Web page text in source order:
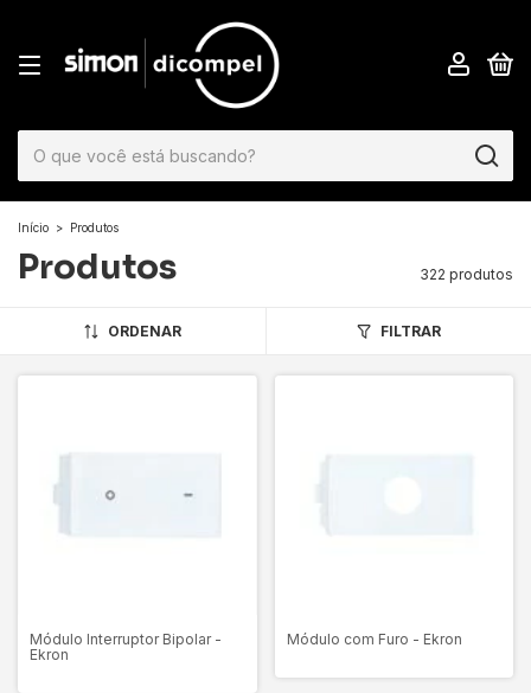
Início > Produtos
Produtos 322 produtos
ORDENAR FILTRAR
Módulo Interruptor Bipolar -
Ekron
Módulo com Furo - Ekron